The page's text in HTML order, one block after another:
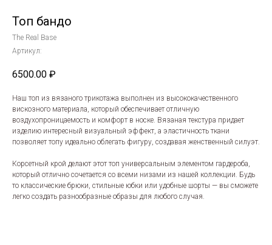
Топ бандо
The Real Base
Артикул:
6500.00 ₽
Наш топ из вязаного трикотажа выполнен из высококачественного
вискозного материала, который обеспечивает отличную
воздухопроницаемость и комфорт в носке. Вязаная текстура придает
изделию интересный визуальный эффект, а эластичность ткани
позволяет топу идеально облегать фигуру, создавая женственный силуэт.
Корсетный крой делают этот топ универсальным элементом гардероба,
который отлично сочетается со всеми низами из нашей коллекции. Будь
то классические брюки, стильные юбки или удобные шорты — вы сможете
легко создать разнообразные образы для любого случая.